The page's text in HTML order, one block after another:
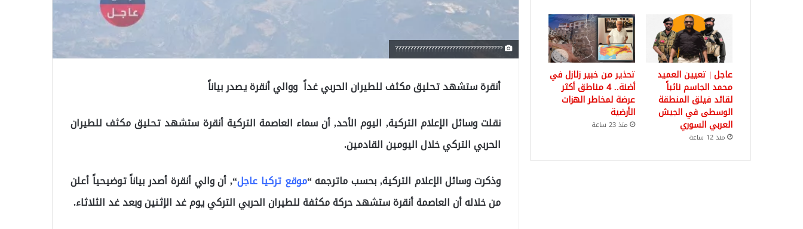
????????????????????????????????????
أنقرة ستشهد تحليق مكثف للطيران الحربي غداً ووالي أنقرة يصدر بياناً
نقلت وسائل الإعلام التركية, اليوم الأحد, أن سماء العاصمة التركية أنقرة ستشهد تحليق مكثف للطيران
الحربي التركي خلال اليومين القادمين.
وذكرت وسائل الإعلام التركية, بحسب ماترجمه “موقع تركيا عاجل“, أن والي أنقرة أصدر بياناً توضيحياً أعلن
من خلاله أن العاصمة أنقرة ستشهد حركة مكثفة للطيران الحربي التركي يوم غد الإثنين وبعد غد الثلاثاء.
عاجل | تعيين العميد
محمد الجاسم نائباً
لقائد فيلق المنطقة
الوسطى في الجيش
العربي السوري
منذ 12 ساعة
تحذير من خبير زلازل في
أضنة.. 4 مناطق أكثر
عرضة لمخاطر الهزات
الأرضية
منذ 23 ساعة